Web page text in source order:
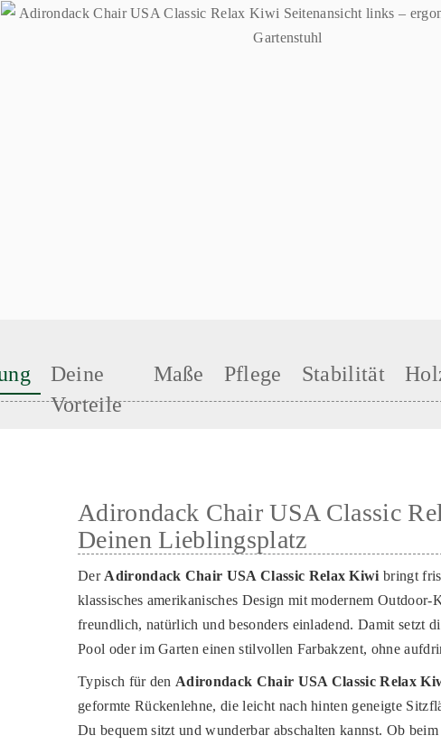
Deine
Vorteile
Maße Pflege Stabilität
Adirondack Chair USA Classic
Deinen Lieblingsplatz
Der Adirondack Chair USA Classic Relax Kiwi bringt
klassisches amerikanisches Design mit modernem
freundlich, natürlich und besonders einladend. Damit setzt
Pool oder im Garten einen stilvollen Farbakzent, ohne
Typisch für den Adirondack Chair USA Classic Relax
geformte Rückenlehne, die leicht nach hinten geneigte
Du bequem sitzt und wunderbar abschalten kannst. Ob